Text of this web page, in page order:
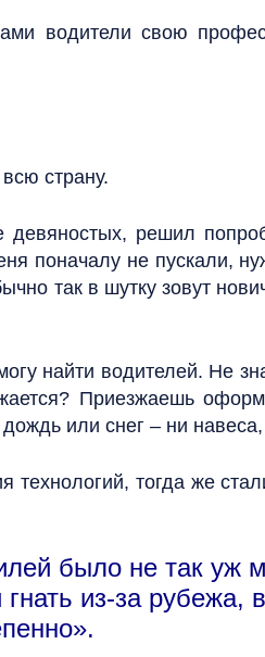
водители свою
страну.
решил
поначалу не пускали,
так в шутку зовут
найти водителей. Не
Приезжаешь
или снег – ни
тогда же
было не так уж
из-за рубежа,